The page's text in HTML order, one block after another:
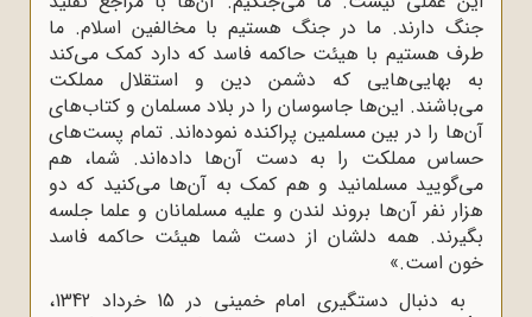
جنگ دارند. ما در جنگ هستیم با مخالفین اسلام. ما
طرف هستیم با هیئت حاکمه فاسد که دارد کمک می‌کند
به بهایی‌هایی که دشمن دین و استقلال مملکت
می‌باشند. این‌ها جاسوسان را در بلاد مسلمان و کتاب‌های
آن‌ها را در بین مسلمین پراکنده نموده‌اند. تمام پست‌های
حساس مملکت را به دست آن‌ها داده‌اند. شما، هم
می‌گویید مسلمانید و هم کمک به آن‌ها می‌کنید که دو
هزار نفر آن‌ها بروند لندن و علیه مسلمانان و علما جلسه
بگیرند. همه دلشان از دست شما هیئت حاکمه فاسد
خون است.»
به دنبال دستگیری امام خمینی در 15 خرداد 1342،